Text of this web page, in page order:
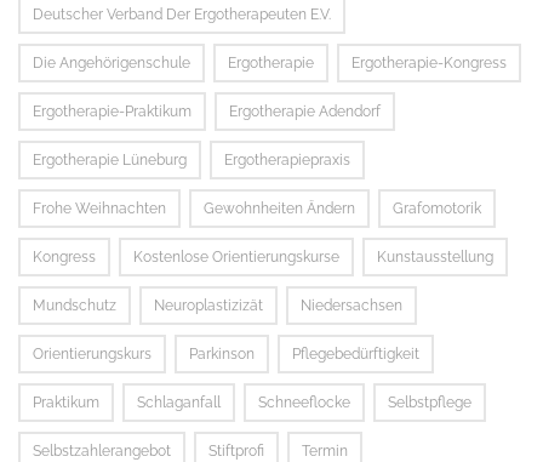
Deutscher Verband Der Ergotherapeuten E.V.
Die Angehörigenschule Ergotherapie Ergotherapie-Kongress
Ergotherapie-Praktikum Ergotherapie Adendorf
Ergotherapie Lüneburg Ergotherapiepraxis
Frohe Weihnachten Gewohnheiten Ändern Grafomotorik
Kongress Kostenlose Orientierungskurse Kunstausstellung
Mundschutz Neuroplastizizät Niedersachsen
Orientierungskurs Parkinson Pflegebedürftigkeit
Praktikum Schlaganfall Schneeflocke Selbstpflege
Selbstzahlerangebot Stiftprofi Termin